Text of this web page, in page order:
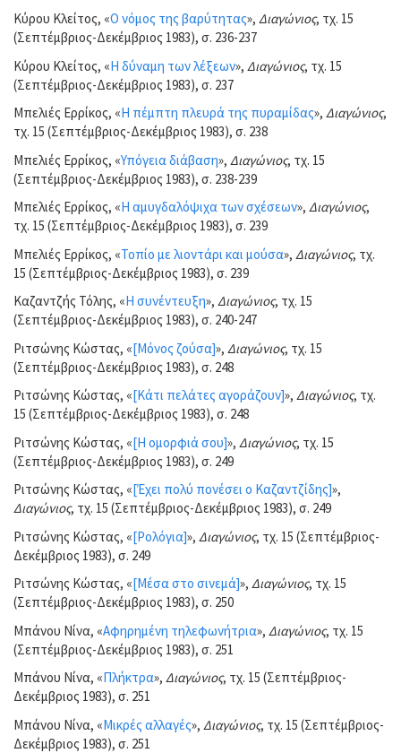
Κύρου Κλείτος, «Ο νόμος της βαρύτητας», Διαγώνιος, τχ. 15
(Σεπτέμβριος-Δεκέμβριος 1983), σ. 236-237
Κύρου Κλείτος, «Η δύναμη των λέξεων», Διαγώνιος, τχ. 15
(Σεπτέμβριος-Δεκέμβριος 1983), σ. 237
Μπελιές Ερρίκος, «Η πέμπτη πλευρά της πυραμίδας», Διαγώνιος,
τχ. 15 (Σεπτέμβριος-Δεκέμβριος 1983), σ. 238
Μπελιές Ερρίκος, «Υπόγεια διάβαση», Διαγώνιος, τχ. 15
(Σεπτέμβριος-Δεκέμβριος 1983), σ. 238-239
Μπελιές Ερρίκος, «Η αμυγδαλόψιχα των σχέσεων», Διαγώνιος,
τχ. 15 (Σεπτέμβριος-Δεκέμβριος 1983), σ. 239
Μπελιές Ερρίκος, «Τοπίο με λιοντάρι και μούσα», Διαγώνιος, τχ.
15 (Σεπτέμβριος-Δεκέμβριος 1983), σ. 239
Καζαντζής Τόλης, «Η συνέντευξη», Διαγώνιος, τχ. 15
(Σεπτέμβριος-Δεκέμβριος 1983), σ. 240-247
Ριτσώνης Κώστας, «[Μόνος ζούσα]», Διαγώνιος, τχ. 15
(Σεπτέμβριος-Δεκέμβριος 1983), σ. 248
Ριτσώνης Κώστας, «[Κάτι πελάτες αγοράζουν]», Διαγώνιος, τχ.
15 (Σεπτέμβριος-Δεκέμβριος 1983), σ. 248
Ριτσώνης Κώστας, «[Η ομορφιά σου]», Διαγώνιος, τχ. 15
(Σεπτέμβριος-Δεκέμβριος 1983), σ. 249
Ριτσώνης Κώστας, «[Έχει πολύ πονέσει ο Καζαντζίδης]»,
Διαγώνιος, τχ. 15 (Σεπτέμβριος-Δεκέμβριος 1983), σ. 249
Ριτσώνης Κώστας, «[Ρολόγια]», Διαγώνιος, τχ. 15 (Σεπτέμβριος-
Δεκέμβριος 1983), σ. 249
Ριτσώνης Κώστας, «[Μέσα στο σινεμά]», Διαγώνιος, τχ. 15
(Σεπτέμβριος-Δεκέμβριος 1983), σ. 250
Μπάνου Νίνα, «Αφηρημένη τηλεφωνήτρια», Διαγώνιος, τχ. 15
(Σεπτέμβριος-Δεκέμβριος 1983), σ. 251
Μπάνου Νίνα, «Πλήκτρα», Διαγώνιος, τχ. 15 (Σεπτέμβριος-
Δεκέμβριος 1983), σ. 251
Μπάνου Νίνα, «Μικρές αλλαγές», Διαγώνιος, τχ. 15 (Σεπτέμβριος-
Δεκέμβριος 1983), σ. 251